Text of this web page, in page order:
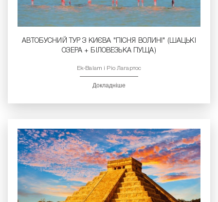
АВТОБУСНИЙ ТУР З КИЄВА "ПІСНЯ ВОЛИНІ" (ШАЦЬКІ
ОЗЕРА + БІЛОВЕЗЬКА ПУЩА)
Ek-Balam і Ріо Лагартос
Докладніше